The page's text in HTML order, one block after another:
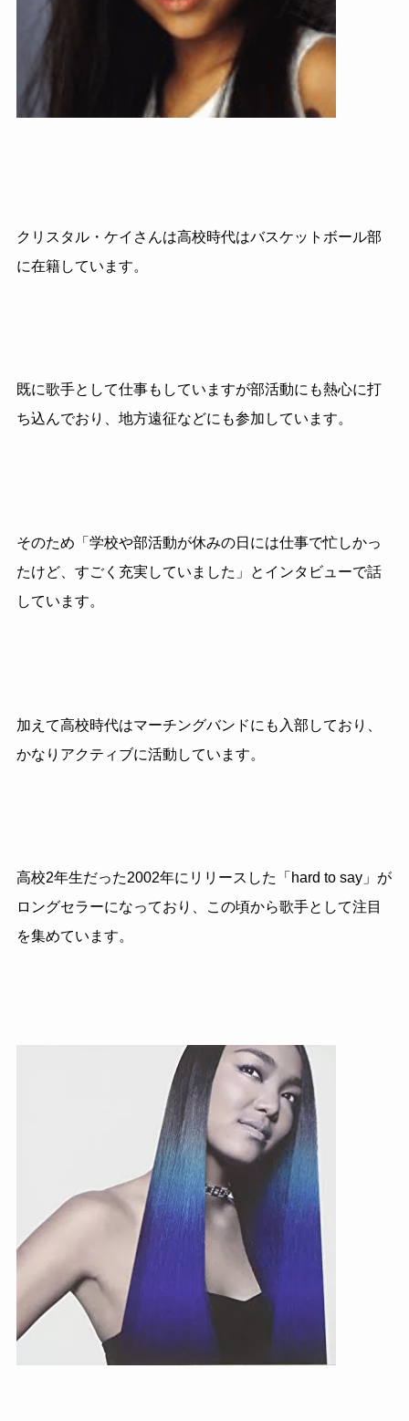
クリスタル・ケイさんは高校時代はバスケットボール部
に在籍しています。
既に歌手として仕事もしていますが部活動にも熱心に打
ち込んでおり、地方遠征などにも参加しています。
そのため「学校や部活動が休みの日には仕事で忙しかっ
たけど、すごく充実していました」とインタビューで話
しています。
加えて高校時代はマーチングバンドにも入部しており、
かなりアクティブに活動しています。
高校2年生だった2002年にリリースした「hard to say」が
ロングセラーになっており、この頃から歌手として注目
を集めています。